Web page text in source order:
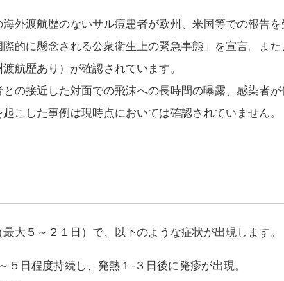
外渡航歴のないサル痘患者が欧州、米国等での報告を
的に懸念される公衆衛生上の緊急事態」を宣言。ま
航歴あり）が確認されています。
の接近した対面での飛沫への長時間の曝露、感染者
こした事例は現時点においては確認されていません。
大５～２１日）で、以下のような症状が出現します。
日程度持続し、発熱１-３日後に発疹が出現。